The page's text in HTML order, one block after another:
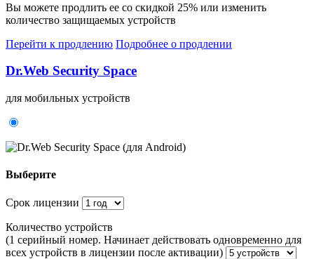
Вы можете продлить ее со скидкой 25% или изменить
количество защищаемых устройств
Перейти к продлению Подробнее о продлении
Dr.Web Security Space
для мобильных устройств
Выберите
Срок лицензии
Количество устройств
(1 серийный номер. Начинает действовать одновременно для
всех устройств в лицензии после активации)